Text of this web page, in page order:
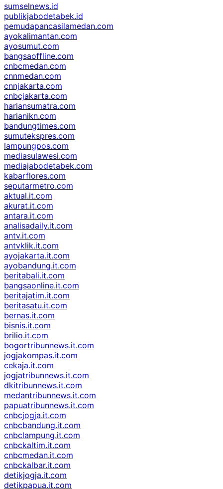
sumselnews.id
publikjabodetabek.id
pemudapancasilamedan.com
ayokalimantan.com
ayosumut.com
bangsaoffline.com
cnbcmedan.com
cnnmedan.com
cnnjakarta.com
cnbcjakarta.com
hariansumatra.com
harianikn.com
bandungtimes.com
sumutekspres.com
lampungpos.com
mediasulawesi.com
mediajabodetabek.com
kabarflores.com
seputarmetro.com
aktual.it.com
akurat.it.com
antara.it.com
analisadaily.it.com
antv.it.com
antvklik.it.com
ayojakarta.it.com
ayobandung.it.com
beritabali.it.com
bangsaonline.it.com
beritajatim.it.com
beritasatu.it.com
bernas.it.com
bisnis.it.com
brilio.it.com
bogortribunnews.it.com
jogjakompas.it.com
cekaja.it.com
jogjatribunnews.it.com
dkitribunnews.it.com
medantribunnews.it.com
papuatribunnews.it.com
cnbcjogja.it.com
cnbcbandung.it.com
cnbclampung.it.com
cnbckaltim.it.com
cnbcmedan.it.com
cnbckalbar.it.com
detikjogja.it.com
detikpapua.it.com